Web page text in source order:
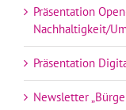
Präsentation
Nachhaltigkeit/
Präsentation
Newsletter